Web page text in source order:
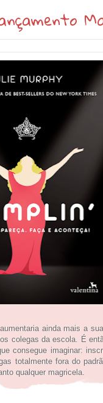
ainda mais a
colegas da escola. É
consegue imaginar:
totalmente fora do
qualquer magricela.